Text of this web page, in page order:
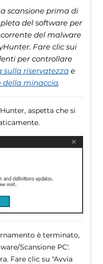
scansione prima di
del software per
del malware
Fare clic sui
per controllare
sulla riservatezzae
della minaccia.
aspetta che si
è terminato,
Scansione PC'.
Fare clic su "Avvia